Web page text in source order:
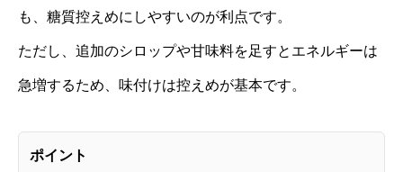
も、糖質控えめにしやすいのが利点です。
ただし、追加のシロップや甘味料を足すとエネルギーは
急増するため、味付けは控えめが基本です。
ポイント